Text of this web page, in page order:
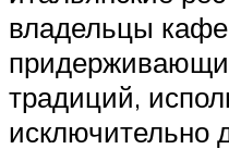
владельцы
традиций,
исключительно